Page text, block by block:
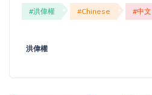
#洪偉權 #Chinese #中文
洪偉權